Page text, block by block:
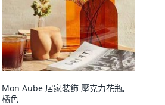
Mon Aube 居家裝飾 壓克力花瓶,
橘色